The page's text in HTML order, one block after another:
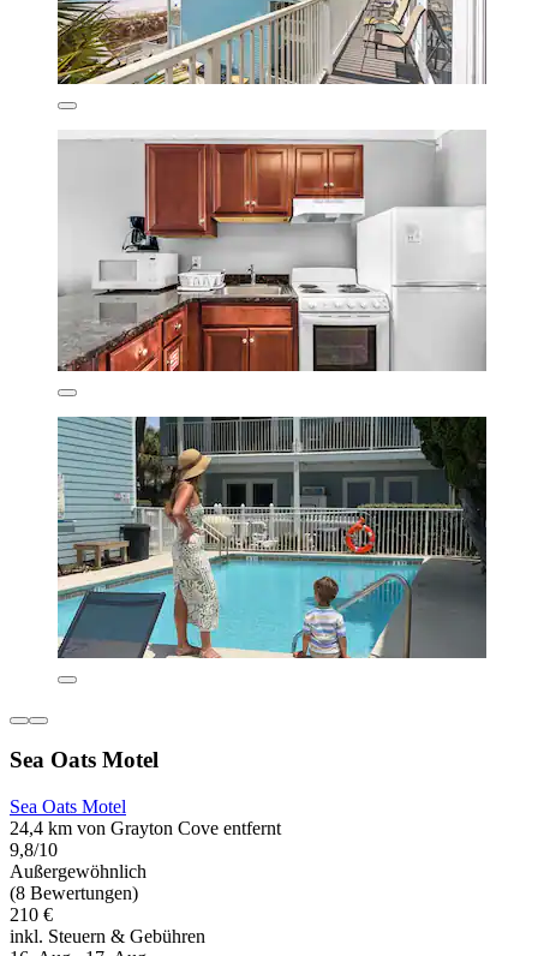
Sea Oats Motel
Sea Oats Motel
24,4 km von Grayton Cove entfernt
9,8/10
Außergewöhnlich
(8 Bewertungen)
210 €
inkl. Steuern & Gebühren